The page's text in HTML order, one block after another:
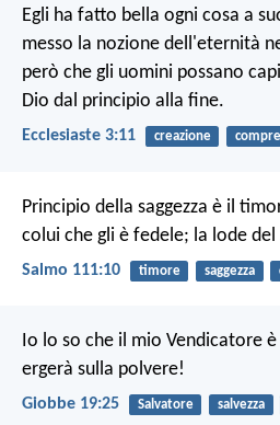
Egli ha fatto bella ogni cosa a
messo la nozione dell'eternità
però che gli uomini possano
Dio dal principio alla fine.
Ecclesiaste 3:11 creazione
Principio della saggezza è il
colui che gli è fedele; la lode
Salmo 111:10 timore saggezza
Io lo so che il mio Vendicatore
ergerà sulla polvere!
Giobbe 19:25 Salvatore salvezza